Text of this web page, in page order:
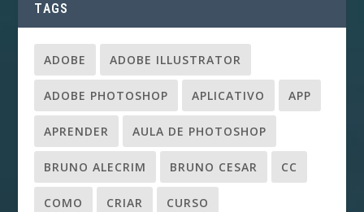
TAGS
ADOBE ADOBE ILLUSTRATOR
ADOBE PHOTOSHOP APLICATIVO APP
APRENDER AULA DE PHOTOSHOP
BRUNO ALECRIM BRUNO CESAR CC
COMO CRIAR CURSO